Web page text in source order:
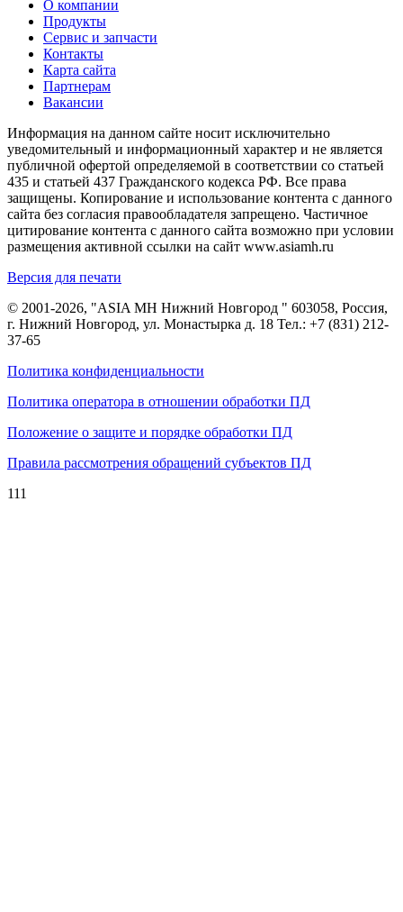
О компании
Продукты
Сервис и запчасти
Контакты
Карта сайта
Партнерам
Вакансии
Информация на данном сайте носит исключительно
уведомительный и информационный характер и не является
публичной офертой определяемой в соответствии со статьей
435 и статьей 437 Гражданского кодекса РФ. Все права
защищены. Копирование и использование контента с данного
сайта без согласия правообладателя запрещено. Частичное
цитирование контента с данного сайта возможно при условии
размещения активной ссылки на сайт www.asiamh.ru
Версия для печати
© 2001-2026, "ASIA MH Нижний Новгород " 603058, Россия,
г. Нижний Новгород, ул. Монастырка д. 18 Тел.: +7 (831) 212-
37-65
Политика конфиденциальности
Политика оператора в отношении обработки ПД
Положение о защите и порядке обработки ПД
Правила рассмотрения обращений субъектов ПД
111